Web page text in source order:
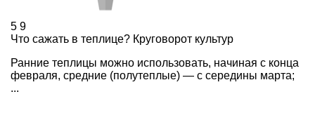
5 9
Что сажать в теплице? Круговорот культур
Ранние теплицы можно использовать, начиная с конца
февраля, средние (полутеплые) — с середины марта;
...